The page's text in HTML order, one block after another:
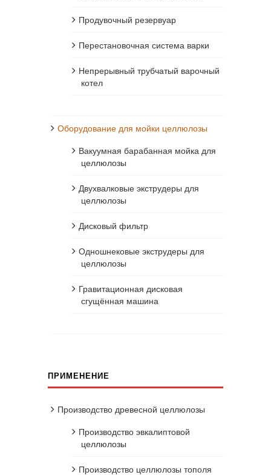
Продувочный резервуар
Перестановочная система варки
Непрерывный трубчатый варочный
котел
Оборудование для мойки целлюлозы
Вакуумная барабанная мойка для
целлюлозы
Двухвалковые экструдеры для
целлюлозы
Дисковый фильтр
Одношнековые экструдеры для
целлюлозы
Гравитационная дисковая
сгущённая машина
ПРИМЕНЕНИЕ
Производство древесной целлюлозы
Производство эвкалиптовой
целлюлозы
Производство целлюлозы тополя